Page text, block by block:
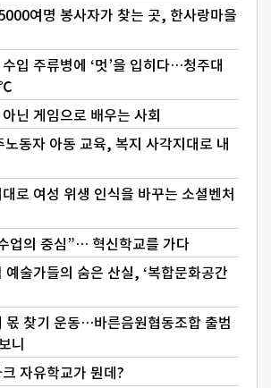
여명 봉사자가 찾는 곳, 한사랑마을
입 주류병에 ‘멋’을 입히다…청주대
닌 게임으로 배우는 사회
노동자 아동 교육, 복지 사각지대로 내
로 여성 위생 인식을 바꾸는 소셜벤처
업의 중심”… 혁신학교를 가다
예술가들의 숨은 산실, ‘복합문화공간
몫 찾기 운동…바른음원협동조합 출범
니
자유학교가 뭔데?